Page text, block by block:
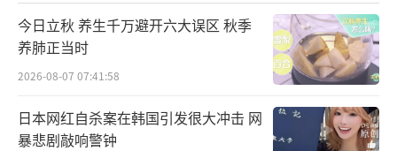
今日立秋 养生千万避开六大误区 秋季
养肺正当时
2026-08-07 07:41:58
日本网红自杀案在韩国引发很大冲击 网
暴悲剧敲响警钟